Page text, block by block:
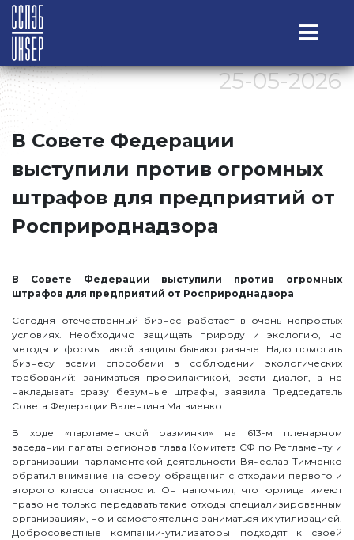
25-05-2026
В Совете Федерации
выступили против огромных
штрафов для предприятий от
Росприроднадзора
В Совете Федерации выступили против огромных
штрафов для предприятий от Росприроднадзора
Сегодня отечественный бизнес работает в очень непростых
условиях. Необходимо защищать природу и экологию, но
методы и формы такой защиты бывают разные. Надо помогать
бизнесу всеми способами в соблюдении экологических
требований: заниматься профилактикой, вести диалог, а не
накладывать сразу безумные штрафы, заявила Председатель
Совета Федерации Валентина Матвиенко.
В ходе «парламентской разминки» на 613-м пленарном
заседании палаты регионов глава Комитета СФ по Регламенту и
организации парламентской деятельности Вячеслав Тимченко
обратил внимание на сферу обращения с отходами первого и
второго класса опасности. Он напомнил, что юрлица имеют
право не только передавать такие отходы специализированным
организациям, но и самостоятельно заниматься их утилизацией.
Добросовестные компании-утилизаторы подходят к своей